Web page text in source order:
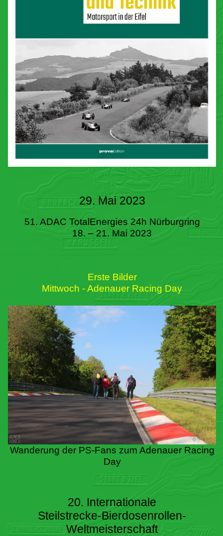
29. Mai 2023
51. ADAC TotalEnergies 24h Nürburgring
18. – 21. Mai 2023
Erste Bilder
Mittwoch - Adenauer Racing Day
Wanderung der PS-Fans zum Adenauer Racing
Day
20. Internationale
Steilstrecke-Bierdosenrollen-
Weltmeisterschaft